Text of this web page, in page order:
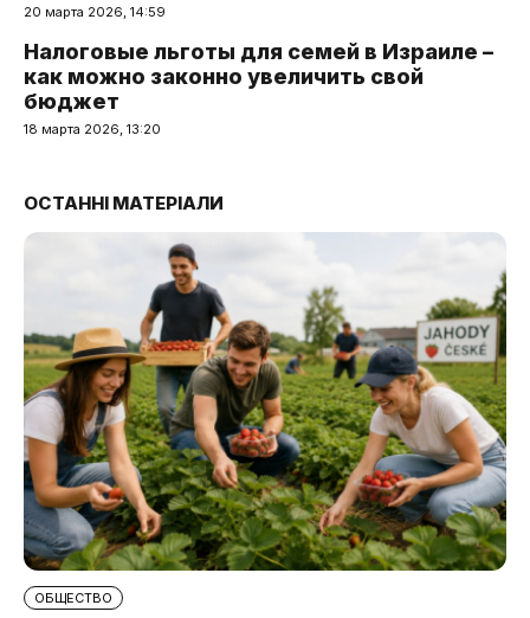
20 марта 2026, 14:59
Налоговые льготы для семей в Израиле –
как можно законно увеличить свой
бюджет
18 марта 2026, 13:20
ОСТАННІ МАТЕРІАЛИ
ОБЩЕСТВО